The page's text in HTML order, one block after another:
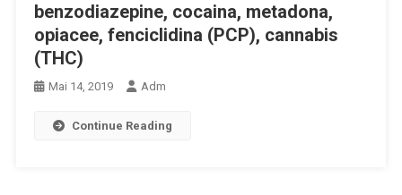
benzodiazepine, cocaina, metadona,
opiacee, fenciclidina (PCP), cannabis
(THC)
Mai 14, 2019 Adm
Continue Reading